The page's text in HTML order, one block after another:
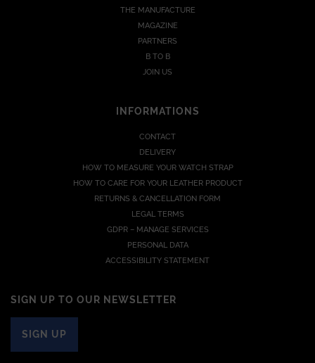
THE MANUFACTURE
MAGAZINE
PARTNERS
B TO B
JOIN US
INFORMATIONS
CONTACT
DELIVERY
HOW TO MEASURE YOUR WATCH STRAP
HOW TO CARE FOR YOUR LEATHER PRODUCT
RETURNS & CANCELLATION FORM
LEGAL TERMS
GDPR – MANAGE SERVICES
PERSONAL DATA
ACCESSIBILITY STATEMENT
SIGN UP TO OUR NEWSLETTER
SIGN UP